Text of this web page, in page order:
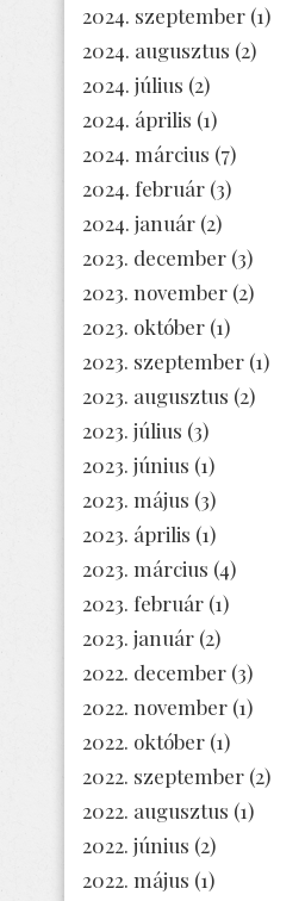
2024. szeptember (1)
2024. augusztus (2)
2024. július (2)
2024. április (1)
2024. március (7)
2024. február (3)
2024. január (2)
2023. december (3)
2023. november (2)
2023. október (1)
2023. szeptember (1)
2023. augusztus (2)
2023. július (3)
2023. június (1)
2023. május (3)
2023. április (1)
2023. március (4)
2023. február (1)
2023. január (2)
2022. december (3)
2022. november (1)
2022. október (1)
2022. szeptember (2)
2022. augusztus (1)
2022. június (2)
2022. május (1)